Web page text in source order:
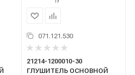
071.121.530
21214-1200010-30
ГЛУШИТЕЛЬ ОСНОВНОЙ